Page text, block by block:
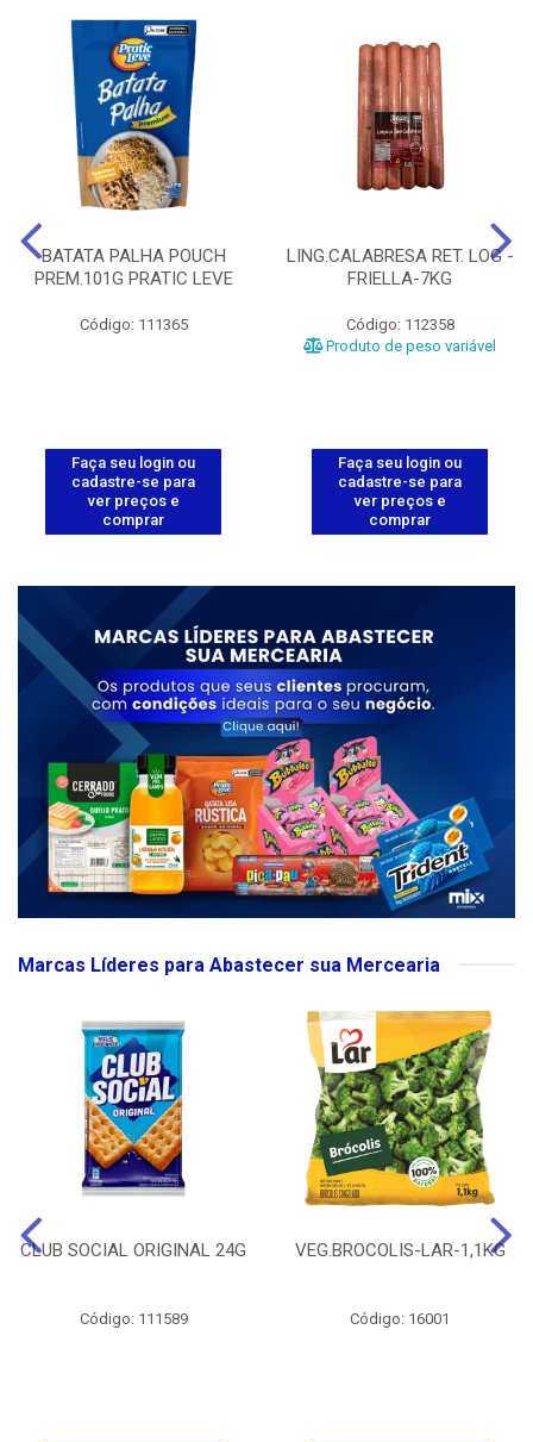
BATATA PALHA POUCH
PREM.101G PRATIC LEVE
Código: 111365
Faça seu login ou
cadastre-se para
ver preços e
comprar
LING.CALABRESA RET. LOG -
FRIELLA-7KG
Código: 112358
Produto de peso variável
Faça seu login ou
cadastre-se para
ver preços e
comprar
Marcas Líderes para Abastecer sua Mercearia
CLUB SOCIAL ORIGINAL 24G
Código: 111589
VEG.BROCOLIS-LAR-1,1KG
Código: 16001